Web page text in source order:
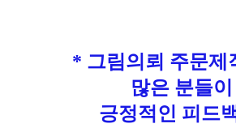
* 그림의뢰 주문제
많은 분들이
긍정적인 피드